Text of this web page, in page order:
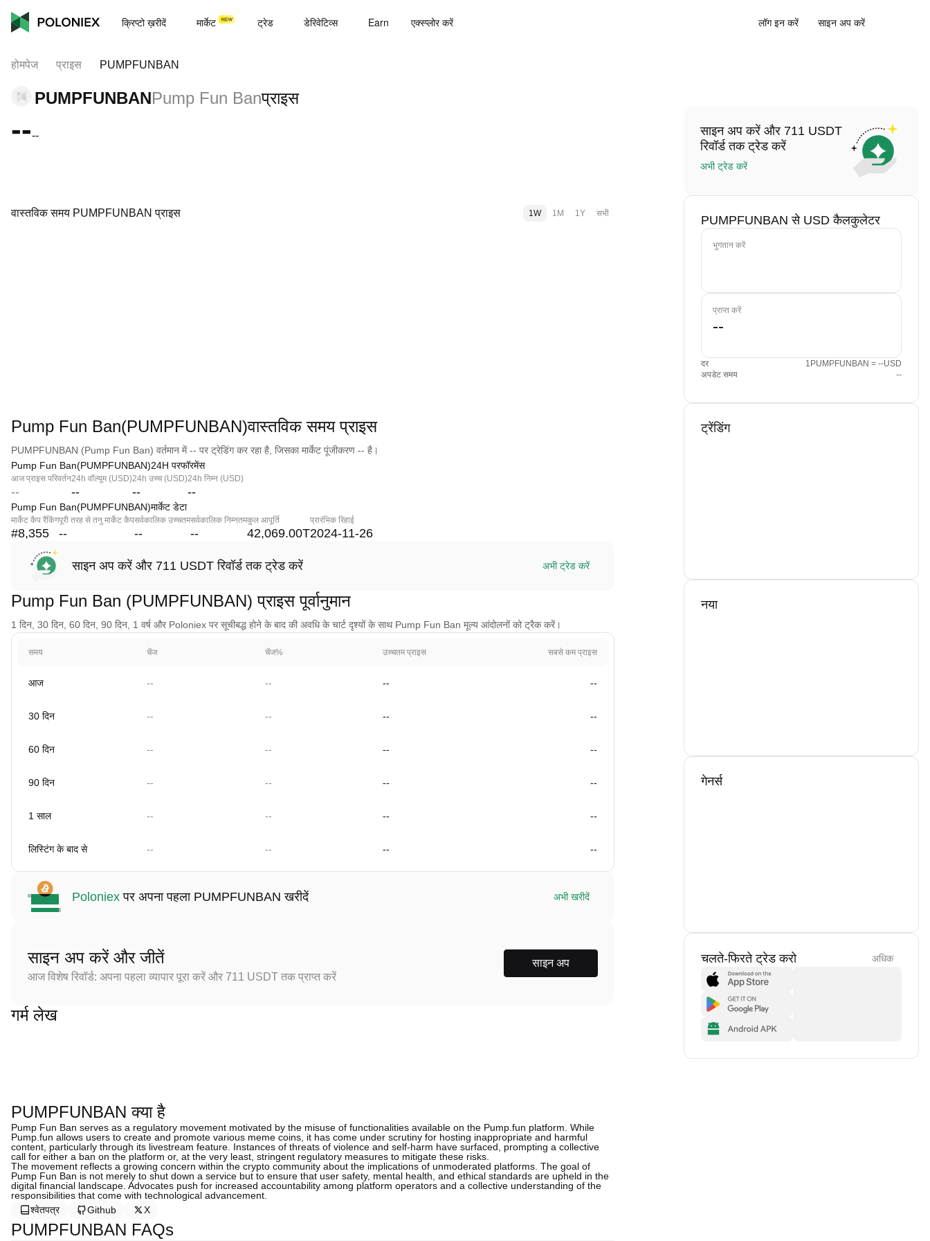
क्रिप्टो ख़रीदें मार्केट ट्रेड डेरिवेटिव्स Earn एक्स्प्लोर करें लॉग इन करें साइन अप करें
होमपेज प्राइस PUMPFUNBAN
PUMPFUNBANPump Fun Banप्राइस
----
वास्तविक समय PUMPFUNBAN प्राइस 1W 1M 1Y सभी
Pump Fun Ban(PUMPFUNBAN)वास्तविक समय प्राइस
PUMPFUNBAN (Pump Fun Ban) वर्तमान में -- पर ट्रेडिंग कर रहा है, जिसका मार्केट पूंजीकरण -- है।
Pump Fun Ban(PUMPFUNBAN)24H परफॉरमेंस
आज प्राइस परिवर्तन
--
24h वॉल्यूम (USD)
--
24h उच्च (USD)
--
24h निम्न (USD)
--
Pump Fun Ban(PUMPFUNBAN)मार्केट डेटा
मार्केट कैप रैंकिंग
#8,355
पूरी तरह से तनु मार्केट कैप
--
सर्वकालिक उच्चतम
--
सर्वकालिक निम्नतम
--
कुल आपूर्ति
42,069.00T
प्रारंभिक रिहाई
2024-11-26
साइन अप करें और 711 USDT रिवॉर्ड तक ट्रेड करें अभी ट्रेड करें
Pump Fun Ban (PUMPFUNBAN) प्राइस पूर्वानुमान
1 दिन, 30 दिन, 60 दिन, 90 दिन, 1 वर्ष और Poloniex पर सूचीबद्ध होने के बाद की अवधि के चार्ट दृश्यों के साथ Pump Fun Ban मूल्य आंदोलनों को ट्रैक करें।
समय चेंज चेंज% उच्चतम प्राइस सबसे कम प्राइस
आज -- -- -- --
30 दिन -- -- -- --
60 दिन -- -- -- --
90 दिन -- -- -- --
1 साल -- -- -- --
लिस्टिंग के बाद से -- -- -- --
Poloniex पर अपना पहला PUMPFUNBAN खरीदें अभी खरीदें
साइन अप करें और जीतें
आज विशेष रिवॉर्ड: अपना पहला व्यापार पूरा करें और 711 USDT तक प्राप्त करें
साइन अप
गर्म लेख
PUMPFUNBAN क्या है
Pump Fun Ban serves as a regulatory movement motivated by the misuse of functionalities available on the Pump.fun platform. While
Pump.fun allows users to create and promote various meme coins, it has come under scrutiny for hosting inappropriate and harmful
content, particularly through its livestream feature. Instances of threats of violence and self-harm have surfaced, prompting a collective
call for either a ban on the platform or, at the very least, stringent regulatory measures to mitigate these risks.
The movement reflects a growing concern within the crypto community about the implications of unmoderated platforms. The goal of
Pump Fun Ban is not merely to shut down a service but to ensure that user safety, mental health, and ethical standards are upheld in the
digital financial landscape. Advocates push for increased accountability among platform operators and a collective understanding of the
responsibilities that come with technological advancement.
श्वेतपत्र
Github X
PUMPFUNBAN FAQs
साइन अप करें और 711 USDT
रिवॉर्ड तक ट्रेड करें
अभी ट्रेड करें
PUMPFUNBAN से USD कैलकुलेटर
भुगतान करें
प्राप्त करें
दर
1PUMPFUNBAN = --USD
अपडेट समय
--
ट्रेंडिंग
नया
गेनर्स
चलते-फिरते ट्रेड करो अधिक